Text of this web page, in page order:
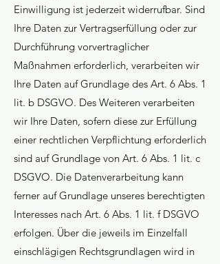
Einwilligung ist jederzeit widerrufbar. Sind
Ihre Daten zur Vertragserfüllung oder zur
Durchführung vorvertraglicher
Maßnahmen erforderlich, verarbeiten wir
Ihre Daten auf Grundlage des Art. 6 Abs. 1
lit. b DSGVO. Des Weiteren verarbeiten
wir Ihre Daten, sofern diese zur Erfüllung
einer rechtlichen Verpflichtung erforderlich
sind auf Grundlage von Art. 6 Abs. 1 lit. c
DSGVO. Die Datenverarbeitung kann
ferner auf Grundlage unseres berechtigten
Interesses nach Art. 6 Abs. 1 lit. f DSGVO
erfolgen. Über die jeweils im Einzelfall
einschlägigen Rechtsgrundlagen wird in